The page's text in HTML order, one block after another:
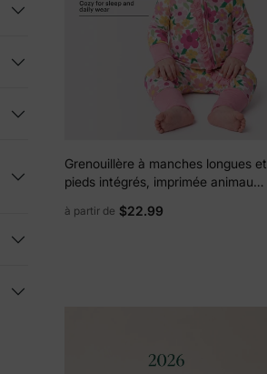
Grenouillère à manches longues et
pieds intégrés, imprimée animaux,
éclair double sens, antidérapante,
à partir de $22.99